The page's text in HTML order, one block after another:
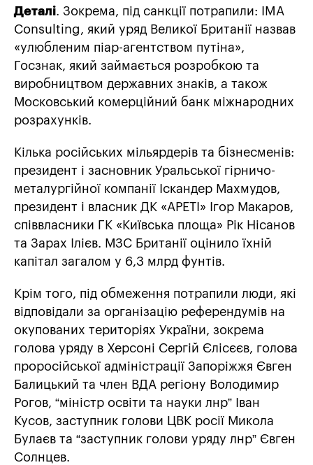
Деталі. Зокрема, під санкції потрапили: IMA
Consulting, який уряд Великої Британії назвав
«улюбленим піар-агентством путіна»,
Госзнак, який займається розробкою та
виробництвом державних знаків, а також
Московський комерційний банк міжнародних
розрахунків.
Кілька російських мільярдерів та бізнесменів:
президент і засновник Уральської гірничо-
металургійної компанії Іскандер Махмудов,
президент і власник ДК «АРЕТІ» Ігор Макаров,
співвласники ГК «Київська площа» Рік Нісанов
та Зарах Ілієв. МЗС Британії оцінило їхній
капітал загалом у 6,3 млрд фунтів.
Крім того, під обмеження потрапили люди, які
відповідали за організацію референдумів на
окупованих територіях України, зокрема
голова уряду в Херсоні Сергій Єлісєєв, голова
проросійської адміністрації Запоріжжя Євген
Балицький та член ВДА регіону Володимир
Рогов, “міністр освіти та науки лнр” Іван
Кусов, заступник голови ЦВК росії Микола
Булаєв та “заступник голови уряду лнр” Євген
Солнцев.